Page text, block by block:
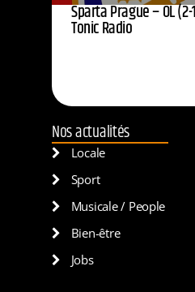
Sparta Prague – OL
Tonic Radio
Nos actualités
Locale
Sport
Musicale / People
Bien-être
Jobs